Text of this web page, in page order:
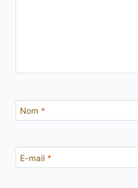
Nom *
E-mail *